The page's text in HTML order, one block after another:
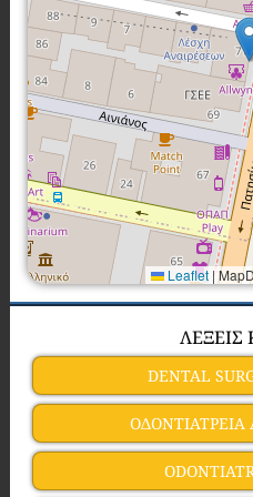
Leaflet |
ΛΕΞΕΙΣ
DENTAL